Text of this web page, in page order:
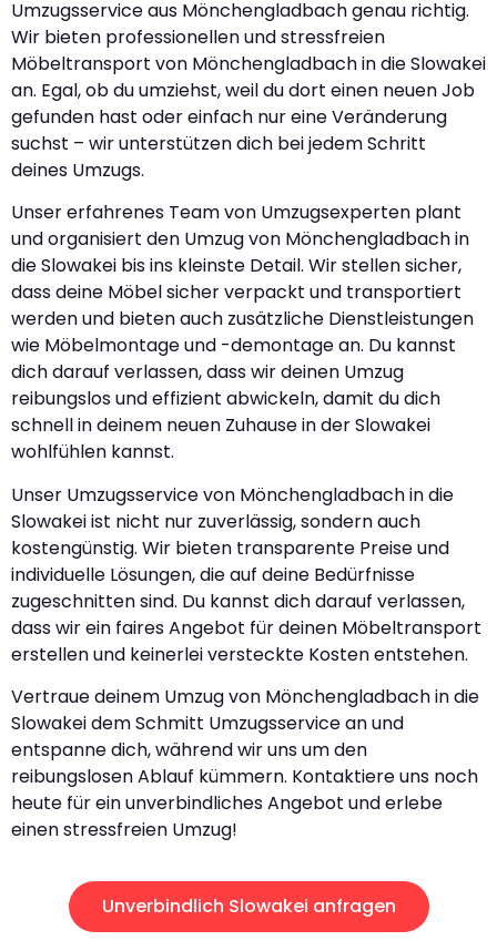
Umzugsservice aus Mönchengladbach genau richtig.
Wir bieten professionellen und stressfreien
Möbeltransport von Mönchengladbach in die Slowakei
an. Egal, ob du umziehst, weil du dort einen neuen Job
gefunden hast oder einfach nur eine Veränderung
suchst – wir unterstützen dich bei jedem Schritt
deines Umzugs.
Unser erfahrenes Team von Umzugsexperten plant
und organisiert den Umzug von Mönchengladbach in
die Slowakei bis ins kleinste Detail. Wir stellen sicher,
dass deine Möbel sicher verpackt und transportiert
werden und bieten auch zusätzliche Dienstleistungen
wie Möbelmontage und -demontage an. Du kannst
dich darauf verlassen, dass wir deinen Umzug
reibungslos und effizient abwickeln, damit du dich
schnell in deinem neuen Zuhause in der Slowakei
wohlfühlen kannst.
Unser Umzugsservice von Mönchengladbach in die
Slowakei ist nicht nur zuverlässig, sondern auch
kostengünstig. Wir bieten transparente Preise und
individuelle Lösungen, die auf deine Bedürfnisse
zugeschnitten sind. Du kannst dich darauf verlassen,
dass wir ein faires Angebot für deinen Möbeltransport
erstellen und keinerlei versteckte Kosten entstehen.
Vertraue deinem Umzug von Mönchengladbach in die
Slowakei dem Schmitt Umzugsservice an und
entspanne dich, während wir uns um den
reibungslosen Ablauf kümmern. Kontaktiere uns noch
heute für ein unverbindliches Angebot und erlebe
einen stressfreien Umzug!
Unverbindlich Slowakei anfragen